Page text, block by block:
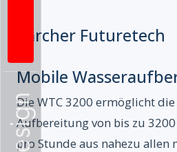
Kärcher Futuretech
Mobile
Die WTC 3200 ermöglicht
Aufbereitung von bis zu
pro Stunde aus nahezu allen